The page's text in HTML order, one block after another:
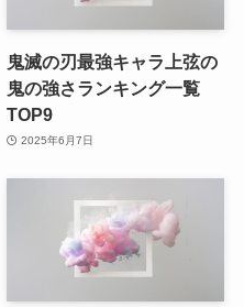
鬼滅の刃最強キャラ上弦の
鬼の強さランキング一覧
TOP9
2025年6月7日